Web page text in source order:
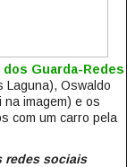
Guarda-Redes
Laguna), Oswaldo
imagem) e os
com um carro pela
redes sociais